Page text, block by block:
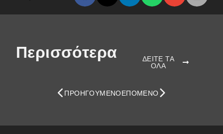
Περισσότερα
ΔΕΙΤΕ ΤΑ
ΟΛΑ
ΠΡΟΗΓΟΎΜΕΝΟΕΠΌΜΕΝΟ